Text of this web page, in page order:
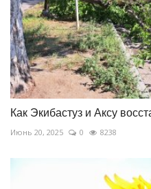
Как Экибастуз и Аксу
Июнь 20, 2025 0 8238